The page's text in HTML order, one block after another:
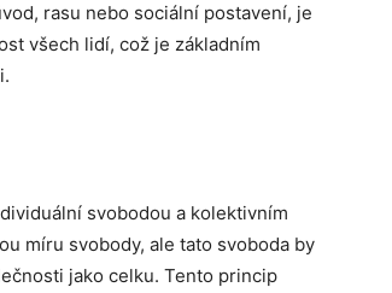
rasu nebo sociální postavení, je
všech lidí, což je základním
svobodou a kolektivním
míru svobody, ale tato svoboda by
jako celku. Tento princip